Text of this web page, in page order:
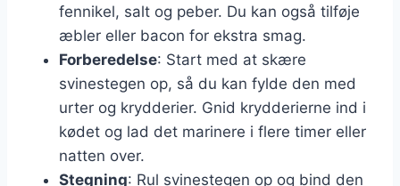
fennikel, salt og peber. Du kan også tilføje
æbler eller bacon for ekstra smag.
Forberedelse: Start med at skære
svinestegen op, så du kan fylde den med
urter og krydderier. Gnid krydderierne ind i
kødet og lad det marinere i flere timer eller
natten over.
Stegning: Rul svinestegen op og bind den